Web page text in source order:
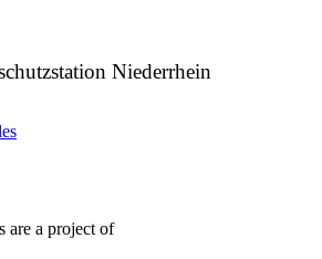
Niederrhein
are a project of